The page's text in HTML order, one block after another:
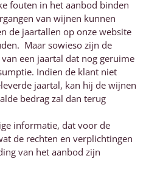
fouten in het aanbod binden
van wijnen kunnen
de jaartallen op onze website
Maar sowieso zijn de
een jaartal dat nog geruime
Indien de klant niet
jaartal, kan hij de wijnen
bedrag zal dan terug
informatie, dat voor de
de rechten en verplichtingen
van het aanbod zijn